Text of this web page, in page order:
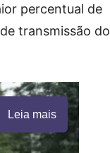
percentual de
transmissão do
Leia mais